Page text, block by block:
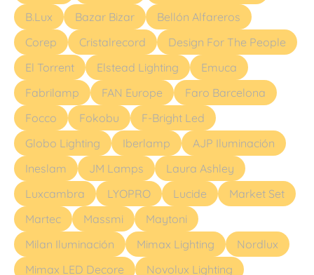
B.Lux
Bazar Bizar
Bellón Alfareros
Corep
Cristalrecord
Design For The People
El Torrent
Elstead Lighting
Emuca
Fabrilamp
FAN Europe
Faro Barcelona
Focco
Fokobu
F-Bright Led
Globo Lighting
Iberlamp
AJP Iluminación
Ineslam
JM Lamps
Laura Ashley
Luxcambra
LYOPRO Lucide
Market Set
Martec
Massmi
Maytoni
Milan Iluminación
Mimax Lighting
Nordlux
Mimax LED Decore
Novolux Lighting